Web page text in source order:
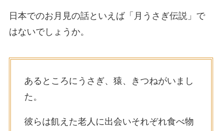
日本でのお月見の話といえば「月うさぎ伝説」で
はないでしょうか。
あるところにうさぎ、猿、きつねがいまし
た。
彼らは飢えた老人に出会いそれぞれ食べ物